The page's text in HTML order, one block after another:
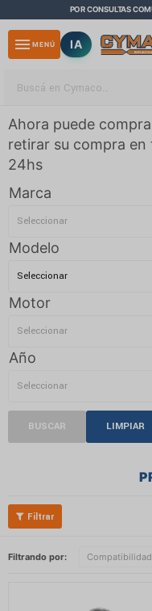
POR CONSULTAS
menu MENÚ IA
Ahora puede
retirar su compra en
24hs
Marca
Modelo
Motor
Año
BUSCAR LIMPIAR
Filtrando por:
close